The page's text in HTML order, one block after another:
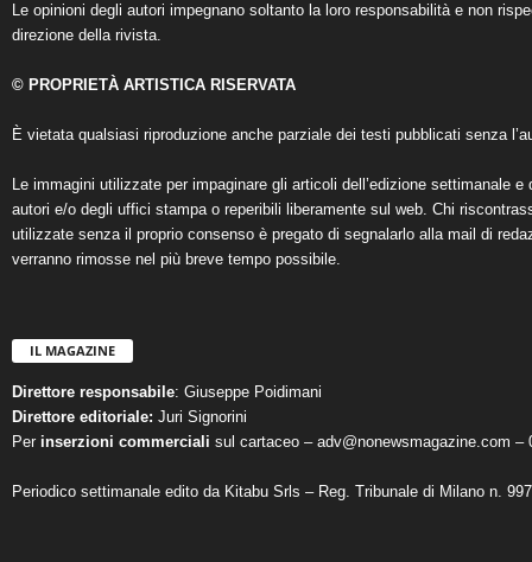
Le opinioni degli autori impegnano soltanto la loro responsabilità e non
direzione della rivista.
© PROPRIETÀ ARTISTICA RISERVATA
È vietata qualsiasi riproduzione anche parziale dei testi pubblicati senza
Le immagini utilizzate per impaginare gli articoli dell’edizione settimanale
autori e/o degli uffici stampa o reperibili liberamente sul web. Chi
utilizzate senza il proprio consenso è pregato di segnalarlo alla mail di
verranno rimosse nel più breve tempo possibile.
IL MAGAZINE
Direttore responsabile: Giuseppe Poidimani
Direttore editoriale: Juri Signorini
Per inserzioni commerciali sul cartaceo – adv@nonewsmagazine.com –
Periodico settimanale edito da Kitabu Srls – Reg. Tribunale di Milano n.